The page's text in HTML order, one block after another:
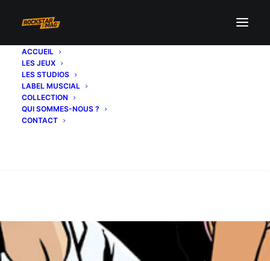
ACCUEIL
LES JEUX
LES STUDIOS
LABEL MUSCIAL
COLLECTION
QUI SOMMES-NOUS ?
CONTACT